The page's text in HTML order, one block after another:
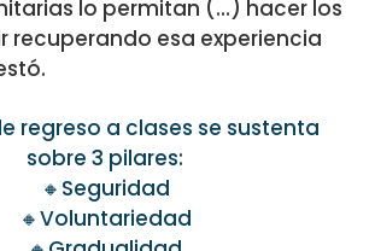
lo permitan (…) hacer los
recuperando esa experiencia
regreso a clases se sustenta
sobre 3 pilares:
🔸Seguridad
🔸Voluntariedad